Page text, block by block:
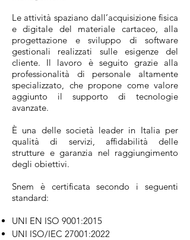
Le attività spaziano dall’acquisizione fisica
e digitale del materiale cartaceo, alla
progettazione e sviluppo di software
gestionali realizzati sulle esigenze del
cliente. Il lavoro è seguito grazie alla
professionalità di personale altamente
specializzato, che propone come valore
aggiunto il supporto di tecnologie
avanzate.
È una delle società leader in Italia per
qualità di servizi, affidabilità delle
strutture e garanzia nel raggiungimento
degli obiettivi.
Snem è certificata secondo i seguenti
standard:
UNI EN ISO 9001:2015
UNI ISO/IEC 27001:2022